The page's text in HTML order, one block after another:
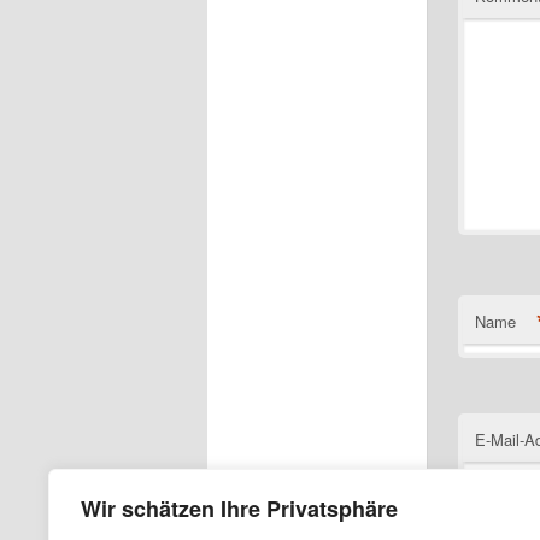
Wir schätzen Ihre Privatsphäre
Name
E-Mail-